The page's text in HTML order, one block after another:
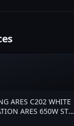
ARES C202 WHITE
ARES 650W STD